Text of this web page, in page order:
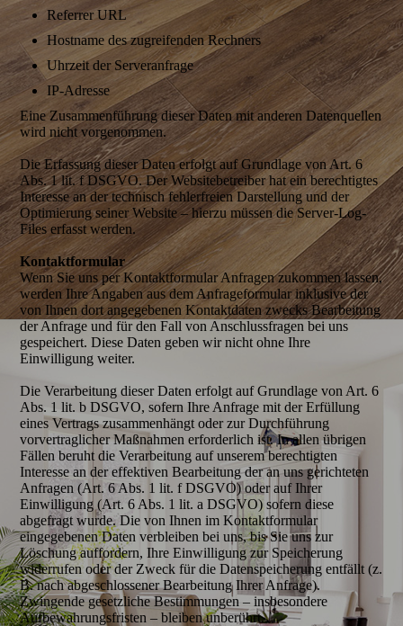
Referrer URL
Hostname des zugreifenden Rechners
Uhrzeit der Serveranfrage
IP-Adresse
Eine Zusammenführung dieser Daten mit anderen Datenquellen
wird nicht vorgenommen.
Die Erfassung dieser Daten erfolgt auf Grundlage von Art. 6
Abs. 1 lit. f DSGVO. Der Websitebetreiber hat ein berechtigtes
Interesse an der technisch fehlerfreien Darstellung und der
Optimierung seiner Website – hierzu müssen die Server-Log-
Files erfasst werden.
Kontaktformular
Wenn Sie uns per Kontaktformular Anfragen zukommen lassen,
werden Ihre Angaben aus dem Anfrageformular inklusive der
von Ihnen dort angegebenen Kontaktdaten zwecks Bearbeitung
der Anfrage und für den Fall von Anschlussfragen bei uns
gespeichert. Diese Daten geben wir nicht ohne Ihre
Einwilligung weiter.
Die Verarbeitung dieser Daten erfolgt auf Grundlage von Art. 6
Abs. 1 lit. b DSGVO, sofern Ihre Anfrage mit der Erfüllung
eines Vertrags zusammenhängt oder zur Durchführung
vorvertraglicher Maßnahmen erforderlich ist. In allen übrigen
Fällen beruht die Verarbeitung auf unserem berechtigten
Interesse an der effektiven Bearbeitung der an uns gerichteten
Anfragen (Art. 6 Abs. 1 lit. f DSGVO) oder auf Ihrer
Einwilligung (Art. 6 Abs. 1 lit. a DSGVO) sofern diese
abgefragt wurde. Die von Ihnen im Kontaktformular
eingegebenen Daten verbleiben bei uns, bis Sie uns zur
Löschung auffordern, Ihre Einwilligung zur Speicherung
widerrufen oder der Zweck für die Datenspeicherung entfällt (z.
B. nach abgeschlossener Bearbeitung Ihrer Anfrage).
Zwingende gesetzliche Bestimmungen – insbesondere
Aufbewahrungsfristen – bleiben unberührt.